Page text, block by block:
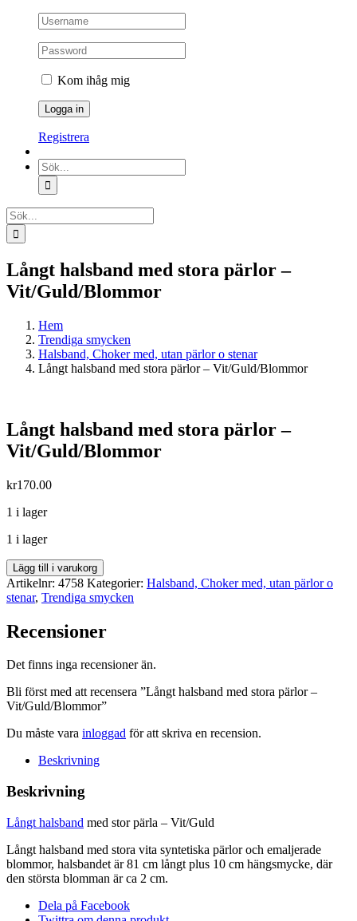
Kom ihåg mig
Registrera
Sök
efter:
Sök
efter:
Långt halsband med stora pärlor –
Vit/Guld/Blommor
Hem
Trendiga smycken
Halsband, Choker med, utan pärlor o stenar
Långt halsband med stora pärlor – Vit/Guld/Blommor
Långt halsband med stora pärlor –
Vit/Guld/Blommor
kr170.00
1 i lager
1 i lager
Långt
halsband
med
pärlor
-
mängd
Lägg till i varukorg
Artikelnr: 4758 Kategorier: Halsband, Choker med, utan pärlor o
stenar, Trendiga smycken
Recensioner
Det finns inga recensioner än.
Bli först med att recensera ”Långt halsband med stora pärlor –
Vit/Guld/Blommor”
Du måste vara inloggad för att skriva en recension.
Beskrivning
Beskrivning
Långt halsband med stor pärla – Vit/Guld
Långt halsband med stora vita syntetiska pärlor och emaljerade
blommor, halsbandet är 81 cm långt plus 10 cm hängsmycke, där
den största blomman är ca 2 cm.
Dela på Facebook